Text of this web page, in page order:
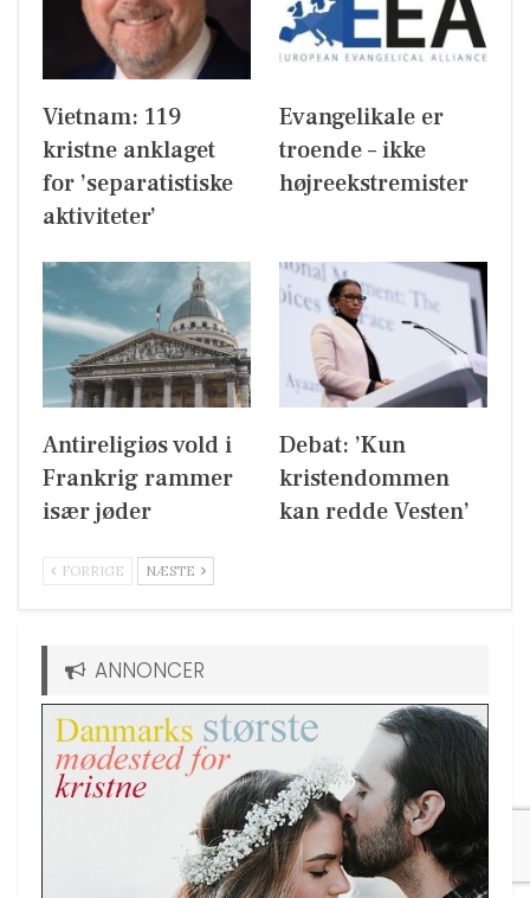
Vietnam: 119
kristne anklaget
for ’separatistiske
aktiviteter’
Evangelikale er
troende – ikke
højreekstremister
Antireligiøs vold i
Frankrig rammer
især jøder
Debat: ’Kun
kristendommen
kan redde Vesten’
FORRIGE NÆSTE
ANNONCER